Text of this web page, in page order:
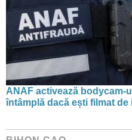
ANAF activează bodycam-
întâmplă dacă ești filmat